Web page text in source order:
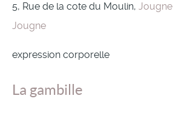
5, Rue de la cote du Moulin, Jougne
Jougne
expression corporelle
La gambille